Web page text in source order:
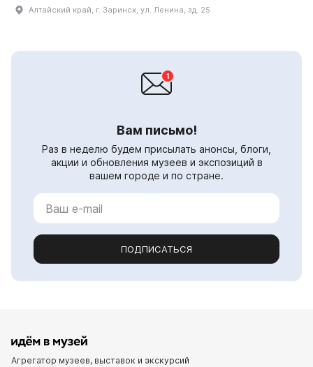
Алтайский край, г. Заринск, ул. Ленина, зд. 25
Вам письмо!
Раз в неделю будем присылать анонсы, блоги,
акции и обновления музеев и экспозиций в
вашем городе и по стране.
ПОДПИСАТЬСЯ
Агрегатор музеев, выставок и экскурсий